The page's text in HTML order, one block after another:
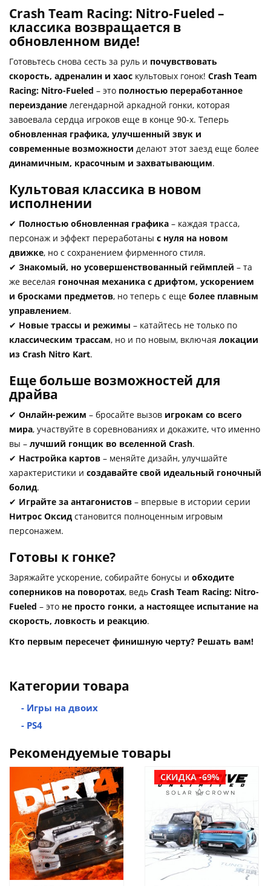
Crash Team Racing: Nitro-Fueled –
классика возвращается в
обновленном виде!
Готовьтесь снова сесть за руль и почувствовать
скорость, адреналин и хаос культовых гонок! Crash Team
Racing: Nitro-Fueled – это полностью переработанное
переиздание легендарной аркадной гонки, которая
завоевала сердца игроков еще в конце 90-х. Теперь
обновленная графика, улучшенный звук и
современные возможности делают этот заезд еще более
динамичным, красочным и захватывающим.
Культовая классика в новом
исполнении
✔ Полностью обновленная графика – каждая трасса,
персонаж и эффект переработаны с нуля на новом
движке, но с сохранением фирменного стиля.
✔ Знакомый, но усовершенствованный геймплей – та
же веселая гоночная механика с дрифтом, ускорением
и бросками предметов, но теперь с еще более плавным
управлением.
✔ Новые трассы и режимы – катайтесь не только по
классическим трассам, но и по новым, включая локации
из Crash Nitro Kart.
Еще больше возможностей для
драйва
✔ Онлайн-режим – бросайте вызов игрокам со всего
мира, участвуйте в соревнованиях и докажите, что именно
вы – лучший гонщик во вселенной Crash.
✔ Настройка картов – меняйте дизайн, улучшайте
характеристики и создавайте свой идеальный гоночный
болид.
✔ Играйте за антагонистов – впервые в истории серии
Нитрос Оксид становится полноценным игровым
персонажем.
Готовы к гонке?
Заряжайте ускорение, собирайте бонусы и обходите
соперников на поворотах, ведь Crash Team Racing: Nitro-
Fueled – это не просто гонки, а настоящее испытание на
скорость, ловкость и реакцию.
Кто первым пересечет финишную черту? Решать вам!
Категории товара
- Игры на двоих
- PS4
Рекомендуемые товары
СКИДКА -69%